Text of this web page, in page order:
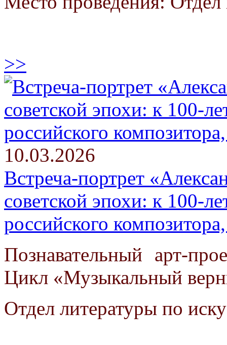
>>
10.03.2026
Встреча-портрет
советской эпохи: к 100-
российского
Познавательный арт-
Цикл «Музыкальный
Отдел литературы по